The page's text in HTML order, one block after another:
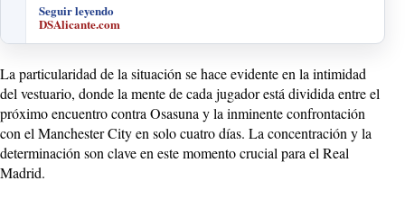
Seguir leyendo
DSAlicante.com
La particularidad de la situación se hace evidente en la intimidad
del vestuario, donde la mente de cada jugador está dividida entre el
próximo encuentro contra Osasuna y la inminente confrontación
con el Manchester City en solo cuatro días. La concentración y la
determinación son clave en este momento crucial para el Real
Madrid.